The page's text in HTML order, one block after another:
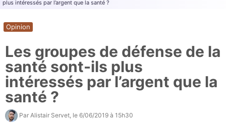
plus intéressés par l’argent que la santé ?
Opinion
Les groupes de défense de la
santé sont-ils plus
intéressés par l’argent que la
santé ?
Par Alistair Servet , le 6/06/2019 à 15h30